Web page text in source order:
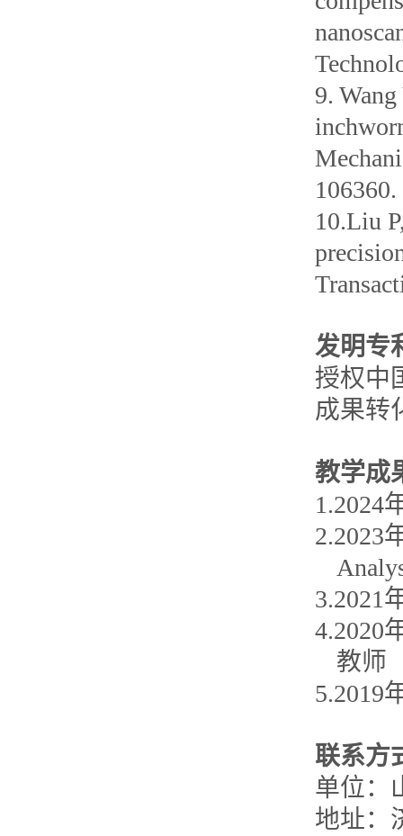
9.
106360.
10.Liu
发明专
授权中
成果转
教学成
1.2024
2.2023
3.2021
4.2020
教师
5.2019
联系方
单位：
地址